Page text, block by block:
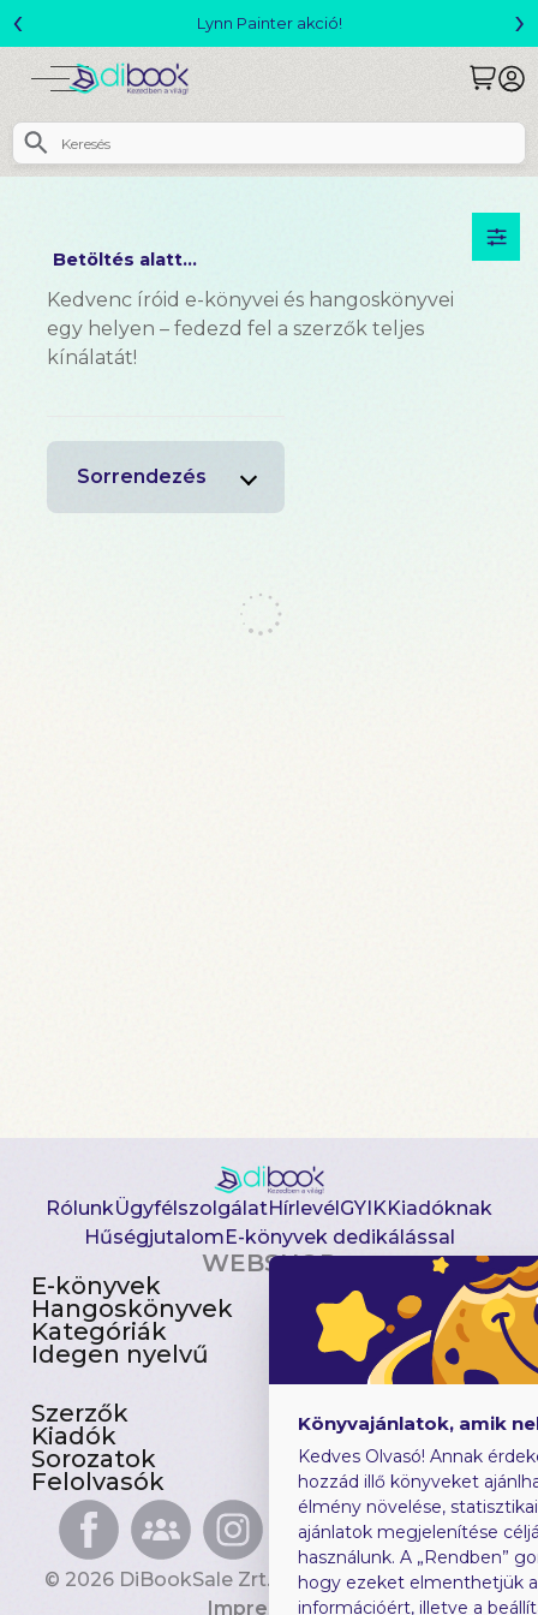
Lynn Painter akció!
‹ ›
Betöltés alatt...
Kedvenc íróid e-könyvei és hangoskönyvei
egy helyen – fedezd fel a szerzők teljes
kínálatát!
Sorrendezés
RólunkÜgyfélszolgálatHírlevélGYIKKiadóknak
HűségjutalomE-könyvek dedikálással
WEBSHOP
E-könyvek
Hangoskönyvek
Kategóriák
Idegen nyelvű
Csomagajánlatok
Akciósak
Előjegyezhetők
Újdonságok
Szerzők
Kiadók
Sorozatok
Felolvasók
Gyerekkönyvek
Heti toplista
Ajándékutalvány
Blog
© 2026 DiBookSale Zrt. Minden jog fenntartva.
Impresszum
Könyvajánlatok, amik
Kedves Olvasó! Annak
hozzád illő könyveket
élmény növelése,
ajánlatok megjelenítése
használunk. A „Rendben”
hogy ezeket elmenthetjük
információért, illetve a